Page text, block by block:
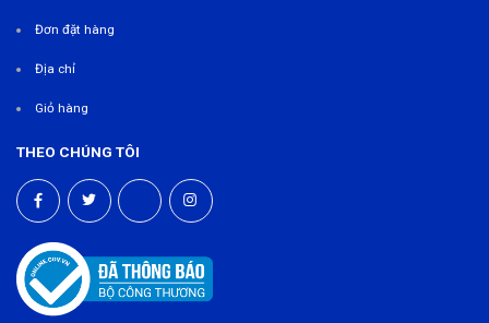
Đơn đặt hàng
Địa chỉ
Giỏ hàng
THEO CHÚNG TÔI